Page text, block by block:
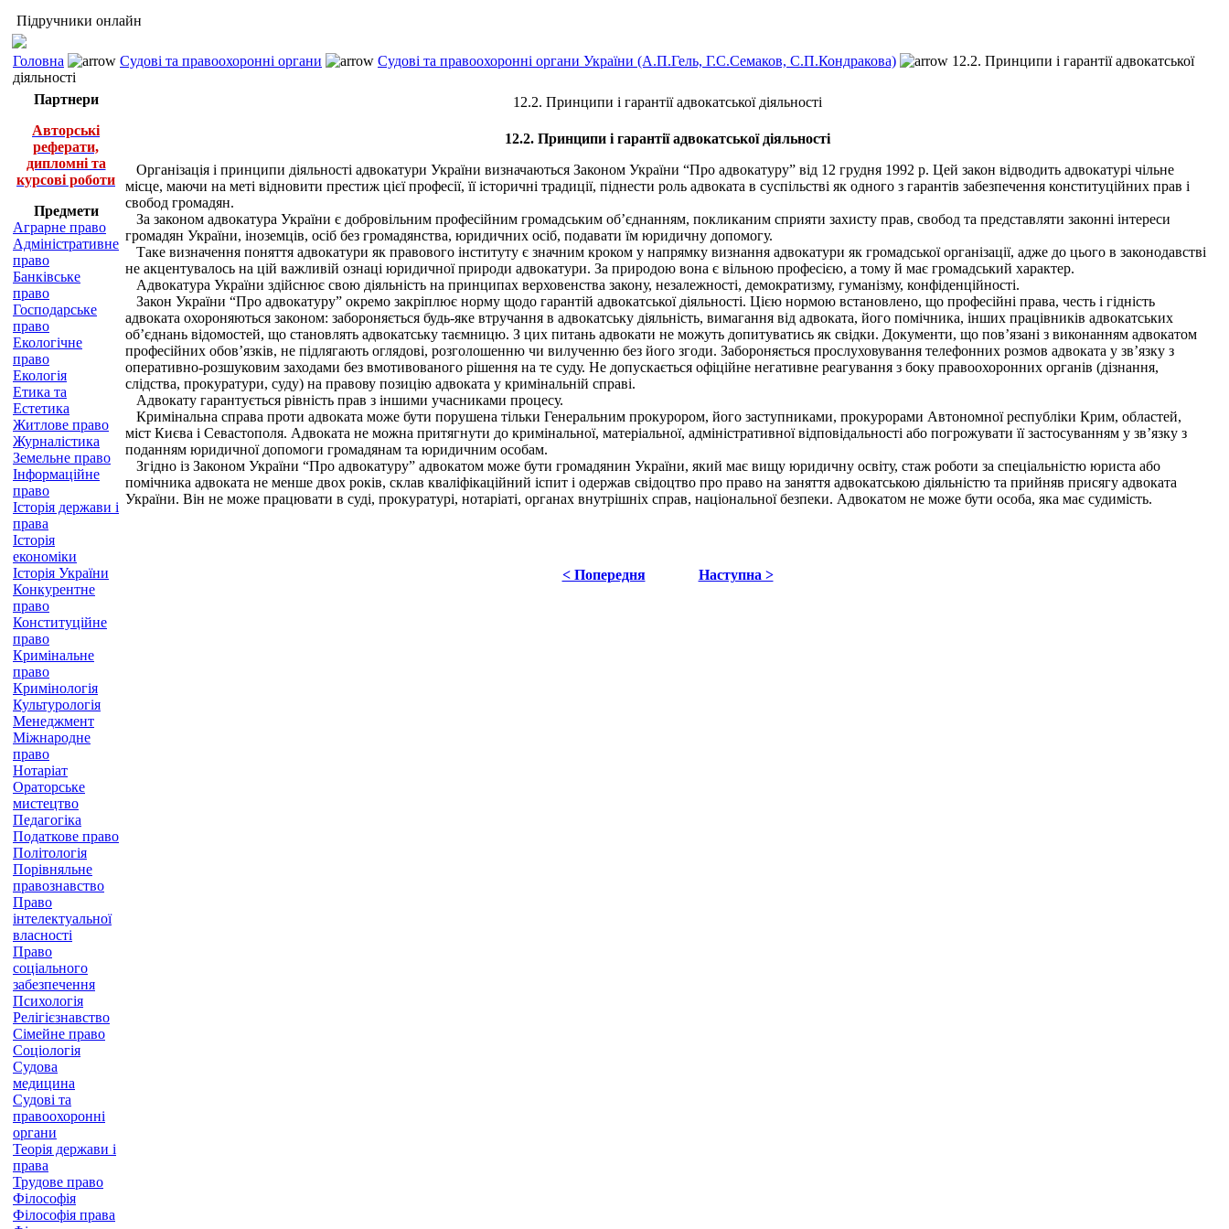
Підручники онлайн
Головна Судові та правоохоронні органи Судові та правоохоронні органи України (А.П.Гель, Г.С.Семаков, С.П.Кондракова)
12.2. Принципи і гарантії адвокатської
діяльності
Партнери
Авторські
реферати,
дипломні та
курсові роботи
Предмети
Аграрне право
Адміністративне
право
Банківське
право
Господарське
право
Екологічне
право
Екологія
Етика та
Естетика
Житлове право
Журналістика
Земельне право
Інформаційне
право
Історія держави і
права
Історія
економіки
Історія України
Конкурентне
право
Конституційне
право
Кримінальне
право
Кримінологія
Культурологія
Менеджмент
Міжнародне
право
Нотаріат
Ораторське
мистецтво
Педагогіка
Податкове право
Політологія
Порівняльне
правознавство
Право
інтелектуальної
власності
Право
соціального
забезпечення
Психологія
Релігієзнавство
Сімейне право
Соціологія
Судова
медицина
Судові та
правоохоронні
органи
Теорія держави і
права
Трудове право
Філософія
Філософія права
12.2. Принципи і гарантії адвокатської діяльності
12.2. Принципи і гарантії адвокатської діяльності
Організація і принципи діяльності адвокатури України визначаються Законом України “Про адвокатуру” від 12 грудня 1992 р. Цей закон відводить адвокатурі чільне
місце, маючи на меті відновити престиж цієї професії, її історичні традиції, піднести роль адвоката в суспільстві як одного з гарантів забезпечення конституційних прав і
свобод громадян.
За законом адвокатура України є добровільним професійним громадським об’єднанням, покликаним сприяти захисту прав, свобод та представляти законні інтереси
громадян України, іноземців, осіб без громадянства, юридичних осіб, подавати їм юридичну допомогу.
Таке визначення поняття адвокатури як правового інституту є значним кроком у напрямку визнання адвокатури як громадської організації, адже до цього в законодавстві
не акцентувалось на цій важливій ознаці юридичної природи адвокатури. За природою вона є вільною професією, а тому й має громадський характер.
Адвокатура України здійснює свою діяльність на принципах верховенства закону, незалежності, демократизму, гуманізму, конфіденційності.
Закон України “Про адвокатуру” окремо закріплює норму щодо гарантій адвокатської діяльності. Цією нормою встановлено, що професійні права, честь і гідність
адвоката охороняються законом: забороняється будь-яке втручання в адвокатську діяльність, вимагання від адвоката, його помічника, інших працівників адвокатських
об’єднань відомостей, що становлять адвокатську таємницю. З цих питань адвокати не можуть допитуватись як свідки. Документи, що пов’язані з виконанням адвокатом
професійних обов’язків, не підлягають оглядові, розголошенню чи вилученню без його згоди. Забороняється прослуховування телефонних розмов адвоката у зв’язку з
оперативно-розшуковим заходами без вмотивованого рішення на те суду. Не допускається офіційне негативне реагування з боку правоохоронних органів (дізнання,
слідства, прокуратури, суду) на правову позицію адвоката у кримінальній справі.
Адвокату гарантується рівність прав з іншими учасниками процесу.
Кримінальна справа проти адвоката може бути порушена тільки Генеральним прокурором, його заступниками, прокурорами Автономної республіки Крим, областей,
міст Києва і Севастополя. Адвоката не можна притягнути до кримінальної, матеріальної, адміністративної відповідальності або погрожувати її застосуванням у зв’язку з
поданням юридичної допомоги громадянам та юридичним особам.
Згідно із Законом України “Про адвокатуру” адвокатом може бути громадянин України, який має вищу юридичну освіту, стаж роботи за спеціальністю юриста або
помічника адвоката не менше двох років, склав кваліфікаційний іспит і одержав свідоцтво про право на заняття адвокатською діяльністю та прийняв присягу адвоката
України. Він не може працювати в суді, прокуратурі, нотаріаті, органах внутрішніх справ, національної безпеки. Адвокатом не може бути особа, яка має судимість.
< Попередня Наступна >